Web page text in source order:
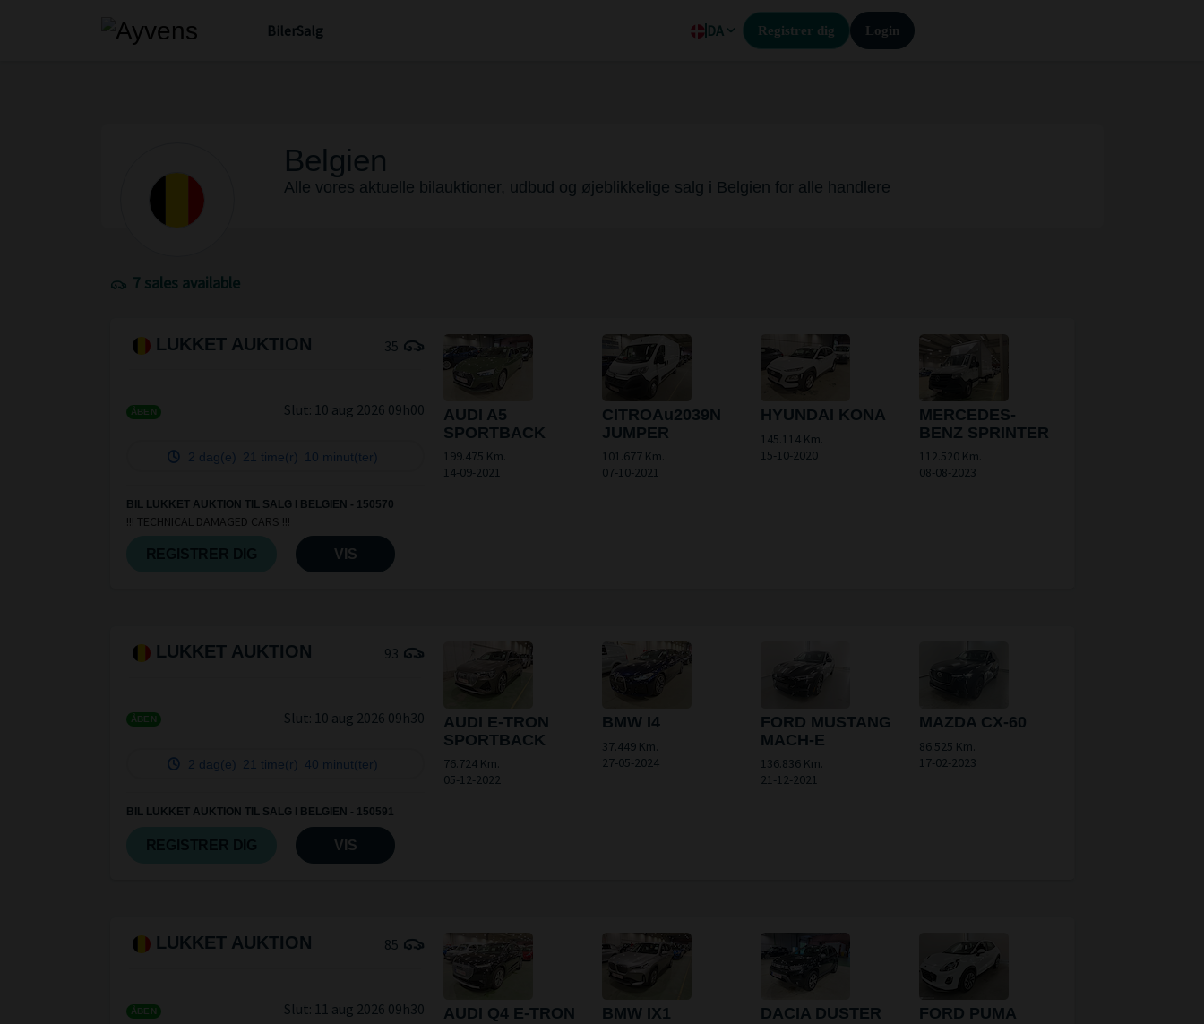
BilerSalg DA Registrer dig Login
Belgien
Alle vores aktuelle bilauktioner, udbud og øjeblikkelige salg i Belgien for alle handlere
7 sales available
LUKKET AUKTION 35
ÅBEN Slut: 10 aug 2026 09h00
2 dag(e) 21 time(r) 10 minut(ter)
BIL LUKKET AUKTION TIL SALG I BELGIEN - 150570
!!! TECHNICAL DAMAGED CARS !!!
AUDI A5
SPORTBACK
199.475 Km.
14-09-2021
CITROAu2039N
JUMPER
101.677 Km.
07-10-2021
HYUNDAI KONA
145.114 Km.
15-10-2020
MERCEDES-
BENZ SPRINTER
112.520 Km.
08-08-2023
VIS
LUKKET AUKTION 93
ÅBEN Slut: 10 aug 2026 09h30
2 dag(e) 21 time(r) 40 minut(ter)
BIL LUKKET AUKTION TIL SALG I BELGIEN - 150591
AUDI E-TRON
SPORTBACK
76.724 Km.
05-12-2022
BMW I4
37.449 Km.
27-05-2024
FORD MUSTANG
MACH-E
136.836 Km.
21-12-2021
MAZDA CX-60
86.525 Km.
17-02-2023
VIS
LUKKET AUKTION 85
ÅBEN Slut: 11 aug 2026 09h30 AUDI Q4 E-TRON BMW IX1 DACIA DUSTER FORD PUMA